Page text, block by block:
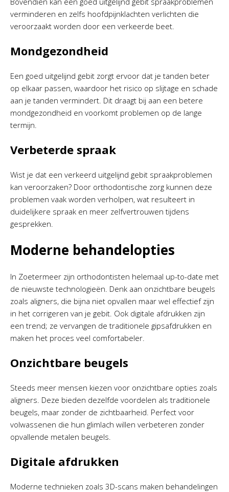
verminderen en zelfs hoofdpijnklachten verlichten die
veroorzaakt worden door een verkeerde beet.
Mondgezondheid
Een goed uitgelijnd gebit zorgt ervoor dat je tanden beter
op elkaar passen, waardoor het risico op slijtage en schade
aan je tanden vermindert. Dit draagt bij aan een betere
mondgezondheid en voorkomt problemen op de lange
termijn.
Verbeterde spraak
Wist je dat een verkeerd uitgelijnd gebit spraakproblemen
kan veroorzaken? Door orthodontische zorg kunnen deze
problemen vaak worden verholpen, wat resulteert in
duidelijkere spraak en meer zelfvertrouwen tijdens
gesprekken.
Moderne behandelopties
In Zoetermeer zijn orthodontisten helemaal up-to-date met
de nieuwste technologieën. Denk aan onzichtbare beugels
zoals aligners, die bijna niet opvallen maar wel effectief zijn
in het corrigeren van je gebit. Ook digitale afdrukken zijn
een trend; ze vervangen de traditionele gipsafdrukken en
maken het proces veel comfortabeler.
Onzichtbare beugels
Steeds meer mensen kiezen voor onzichtbare opties zoals
aligners. Deze bieden dezelfde voordelen als traditionele
beugels, maar zonder de zichtbaarheid. Perfect voor
volwassenen die hun glimlach willen verbeteren zonder
opvallende metalen beugels.
Digitale afdrukken
Moderne technieken zoals 3D-scans maken behandelingen